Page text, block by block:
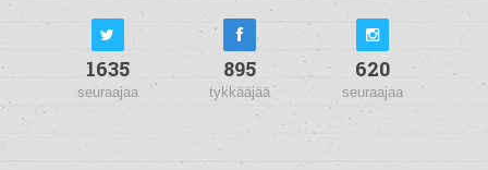
1635
seuraajaa
895
tykkääjää
620
seuraajaa